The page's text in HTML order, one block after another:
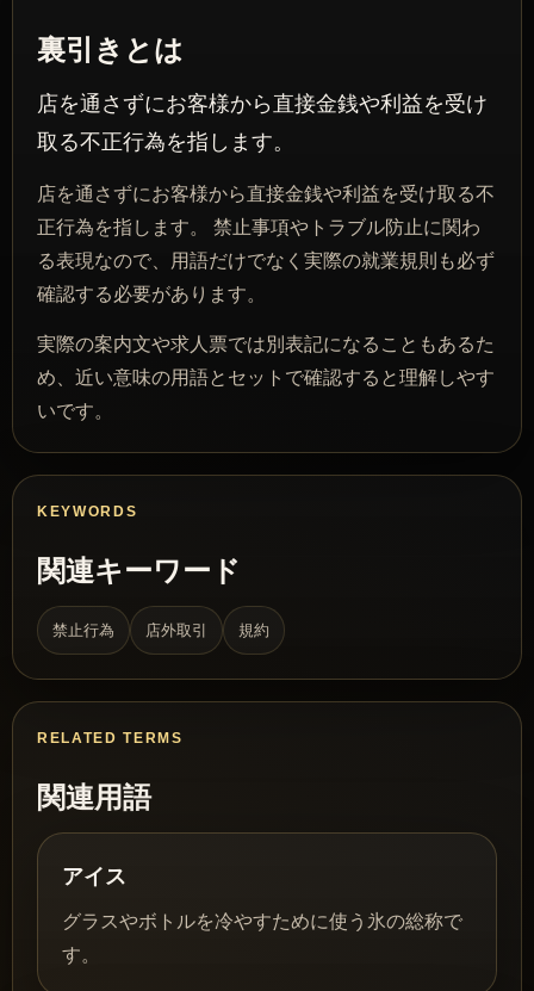
裏引きとは
店を通さずにお客様から直接金銭や利益を受け
取る不正行為を指します。
店を通さずにお客様から直接金銭や利益を受け取る不
正行為を指します。 禁止事項やトラブル防止に関わ
る表現なので、用語だけでなく実際の就業規則も必ず
確認する必要があります。
実際の案内文や求人票では別表記になることもあるた
め、近い意味の用語とセットで確認すると理解しやす
いです。
KEYWORDS
関連キーワード
禁止行為 店外取引 規約
RELATED TERMS
関連用語
アイス
グラスやボトルを冷やすために使う氷の総称で
す。